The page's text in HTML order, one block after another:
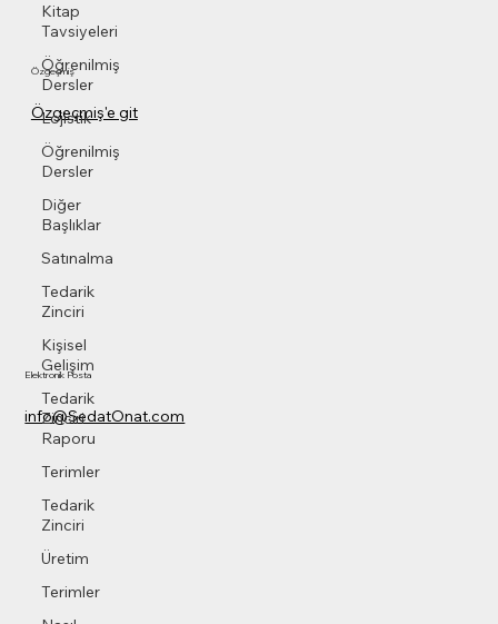
Kitap
Tavsiyeleri
Öğrenilmiş
Dersler
Lojistik
Öğrenilmiş
Dersler
Diğer
Başlıklar
Satınalma
Tedarik
Zinciri
Kişisel
Gelişim
Tedarik
Zinciri
Raporu
Terimler
Tedarik
Zinciri
Üretim
Terimler
Özgeçmiş
Özgeçmiş'e git
info@SedatOnat.com
Elektronik Posta